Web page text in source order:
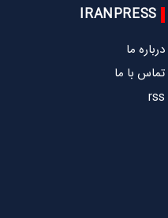
IRANPRESS
درباره ما
تماس با ما
rss